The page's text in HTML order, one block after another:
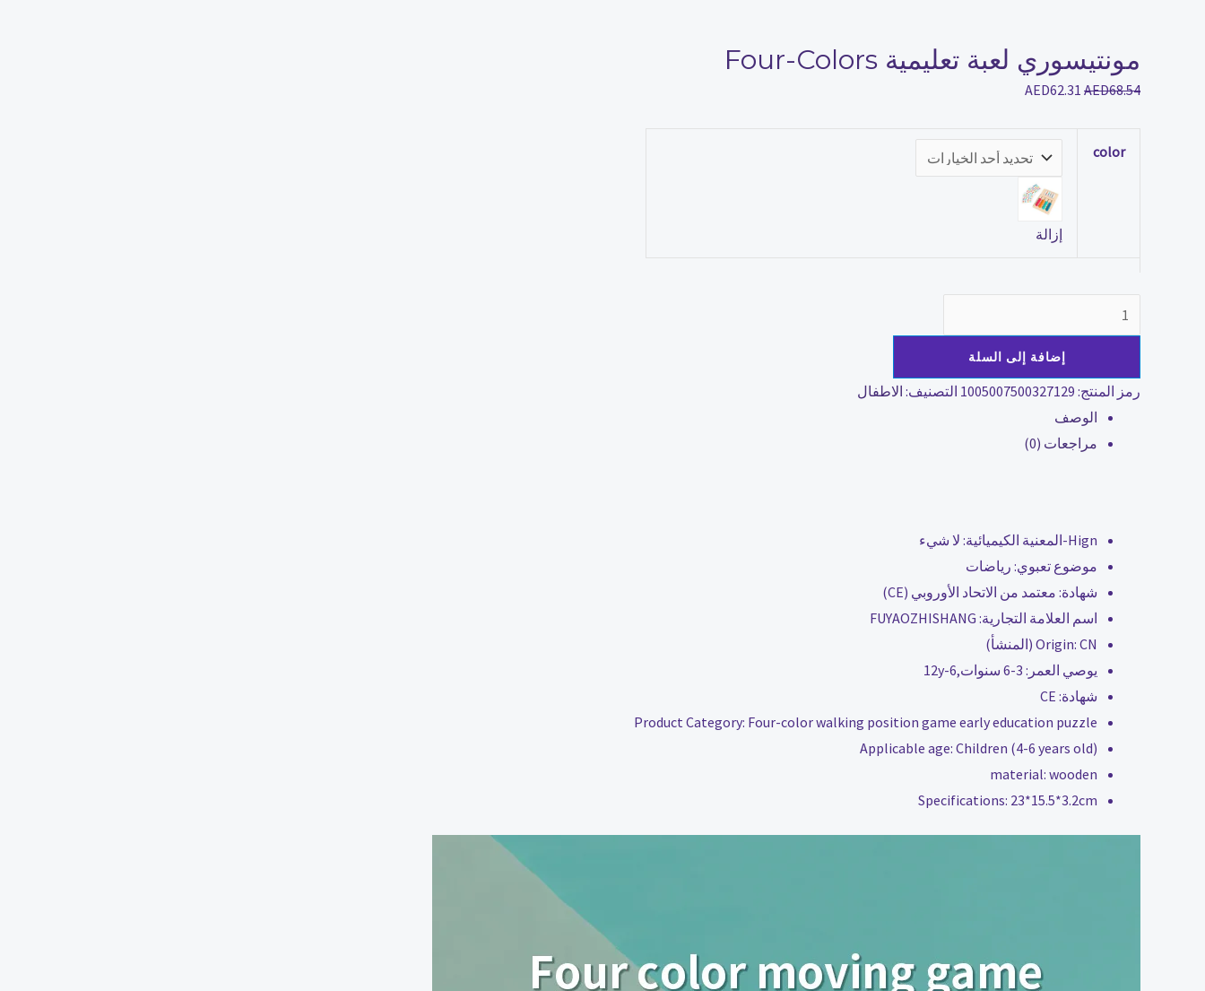
مونتيسوري لعبة تعليمية Four-Colors
AED68.54
AED62.31
color
إزالة
إضافة إلى السلة
رمز المنتج: 1005007500327129 التصنيف: الاطفال
الوصف
مراجعات (0)
Hign-المعنية الكيميائية:
لا شيء
موضوع تعبوي: رياضات
شهادة: معتمد من الاتحاد الأوروبي (CE)
اسم العلامة التجارية: FUYAOZHISHANG
Origin: CN (المنشأ)
يوصي العمر: 3-6 سنوات,6-12y
شهادة: CE
Product Category: Four-color walking position game early education puzzle
Applicable age: Children (4-6 years old)
material: wooden
Specifications: 23*15.5*3.2cm